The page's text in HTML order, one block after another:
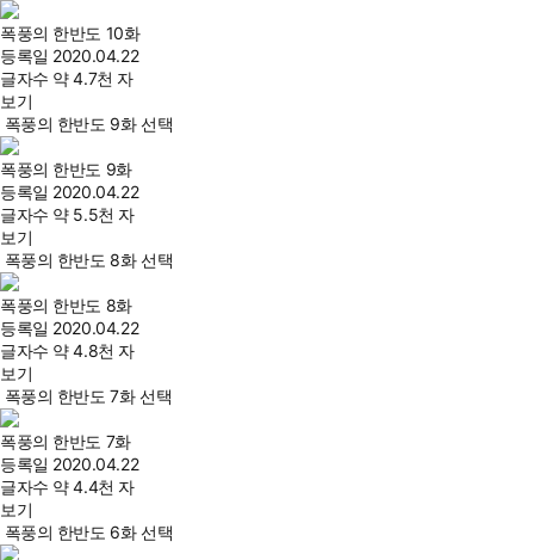
폭풍의 한반도 10화
등록일 2020.04.22
글자수 약 4.7천 자
보기
폭풍의 한반도 9화 선택
폭풍의 한반도 9화
등록일 2020.04.22
글자수 약 5.5천 자
보기
폭풍의 한반도 8화 선택
폭풍의 한반도 8화
등록일 2020.04.22
글자수 약 4.8천 자
보기
폭풍의 한반도 7화 선택
폭풍의 한반도 7화
등록일 2020.04.22
글자수 약 4.4천 자
보기
폭풍의 한반도 6화 선택